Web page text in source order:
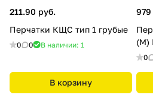
211.90 руб.
Перчатки КЩС тип 1 грубые
0 0 В наличии: 1
В корзину
979
(М)
0